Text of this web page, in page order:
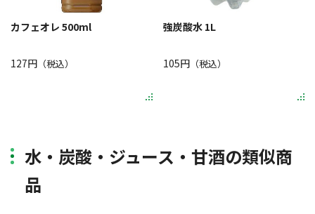
カフェオレ 500ml
127円 （税込）
強炭酸水 1L
105円（税込）
水・炭酸・ジュース・甘酒の類似商
品